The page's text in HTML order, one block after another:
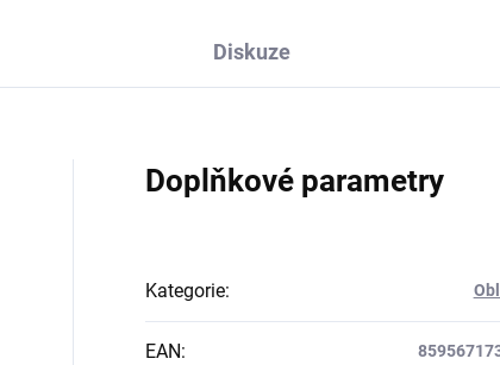
Diskuze
Doplňkové parametry
Kategorie:
EAN: